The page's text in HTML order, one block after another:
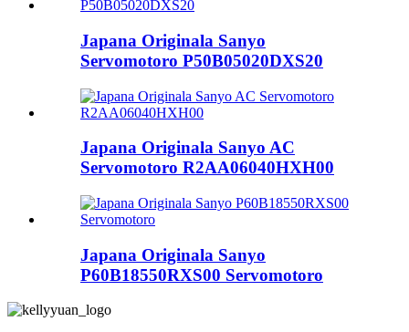
Japana Originala Sanyo
Servomotoro P50B05020DXS20
Japana Originala Sanyo AC
Servomotoro R2AA06040HXH00
Japana Originala Sanyo
P60B18550RXS00 Servomotoro